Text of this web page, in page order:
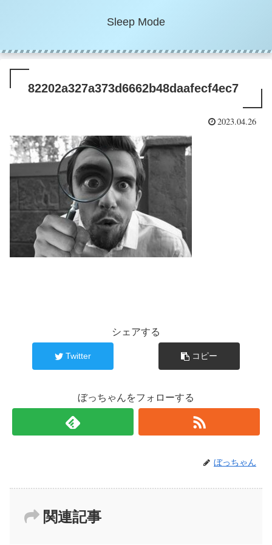
Sleep Mode
82202a327a373d6662b48daafecf4ec7
2023.04.26
シェアする
Twitter コピー
ぼっちゃんをフォローする
ぼっちゃん
関連記事